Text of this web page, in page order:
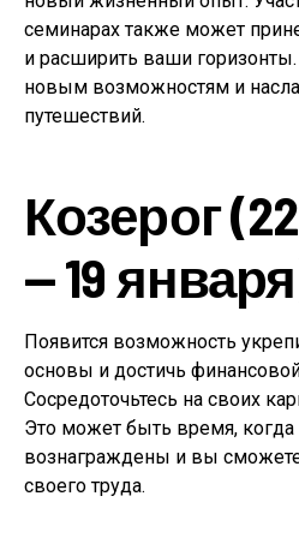
семинарах также может
и расширить ваши
новым возможностям и
путешествий.
Козерог
— 19
Появится возможность
основы и достичь
Сосредоточьтесь на своих
Это может быть время, когда
вознаграждены и вы
своего труда.